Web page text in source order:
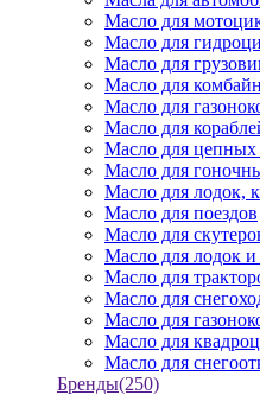
Масло для
Масло для
Масло для
Масло для
Масло для
Масло для
Масло для
Масло для
Масло для лодок,
Масло для поездов
Масло для
Масло для лодок и
Масло для
Масло для
Масло для
Масло для
Масло для
Бренды(250)